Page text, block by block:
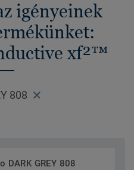
igényeinek
xf²™
808
DARK GREY 808